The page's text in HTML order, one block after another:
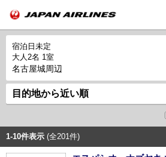
宿泊日未定
大人2名 1室
名古屋城周辺
1-10件表示 (全201件)